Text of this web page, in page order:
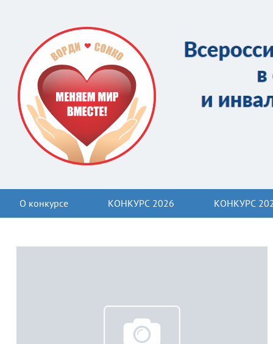
О конкурсе КОНКУРС 2026 КОНКУРС